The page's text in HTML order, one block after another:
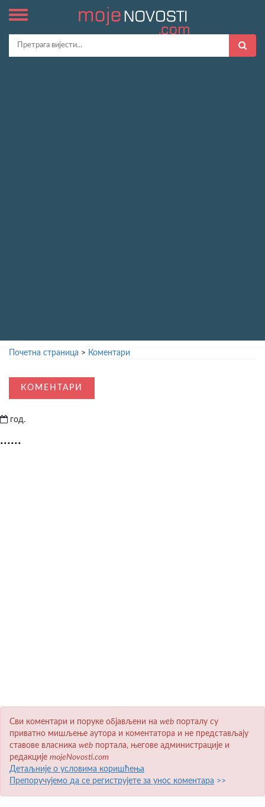
Почетна страница > Коментари
КОМЕНТАРИ
год.
......
Сви коментари и поруке објављени на wеb порталу су
приватно мишљење аутора и коментатора и не представљају
ставове власника wеb портала, његове администрације и
редакције mojeNovosti.com
Детаљније о условима коришћења
Препоручујемо да се региструјете за унос коментара >>